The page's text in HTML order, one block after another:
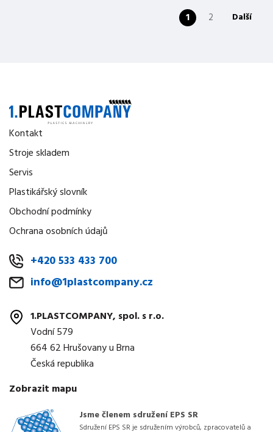
1 2 Další
Kontakt
Stroje skladem
Servis
Plastikářský slovník
Obchodní podmínky
Ochrana osobních údajů
+420 533 433 700
info@1plastcompany.cz
1.PLASTCOMPANY, spol. s r.o.
Vodní 579
664 62 Hrušovany u Brna
Česká republika
Zobrazit mapu
Jsme členem sdružení EPS SR
Sdružení EPS SR je sdružením výrobců, zpracovatelů a